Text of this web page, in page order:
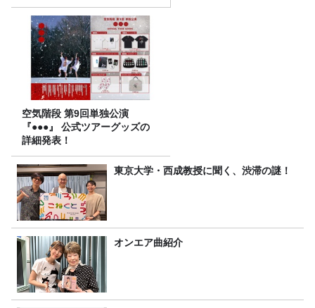
空気階段 第9回単独公演
『●●●』 公式ツアーグッズの
詳細発表！
東京大学・西成教授に聞く、渋滞の謎！
オンエア曲紹介